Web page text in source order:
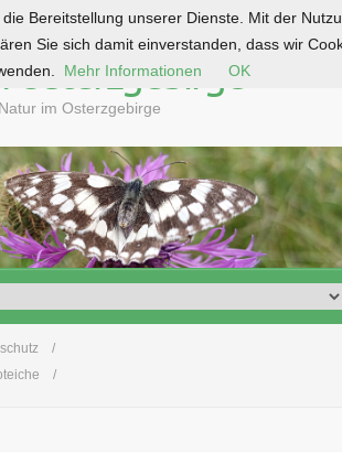
Osterzgebirge
im Osterzgebirge
Bereitstellung unserer Dienste. Mit der
Sie sich damit einverstanden, dass wir
Mehr Informationen OK